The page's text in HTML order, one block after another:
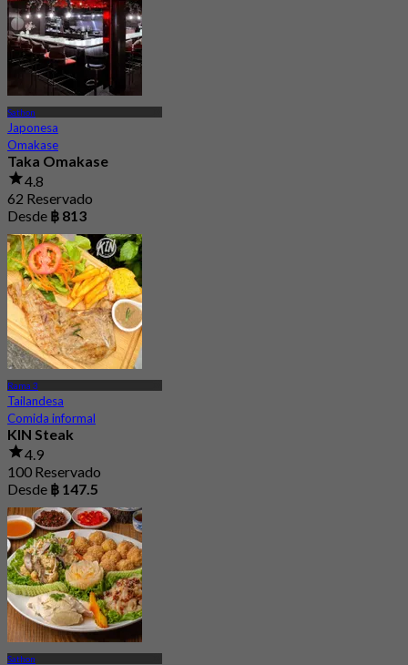
Sathon
Japonesa
Omakase
Taka Omakase
4.8
62 Reservado
Desde ฿ 813
Rama 3
Tailandesa
Comida informal
KIN Steak
4.9
100 Reservado
Desde ฿ 147.5
Sathon